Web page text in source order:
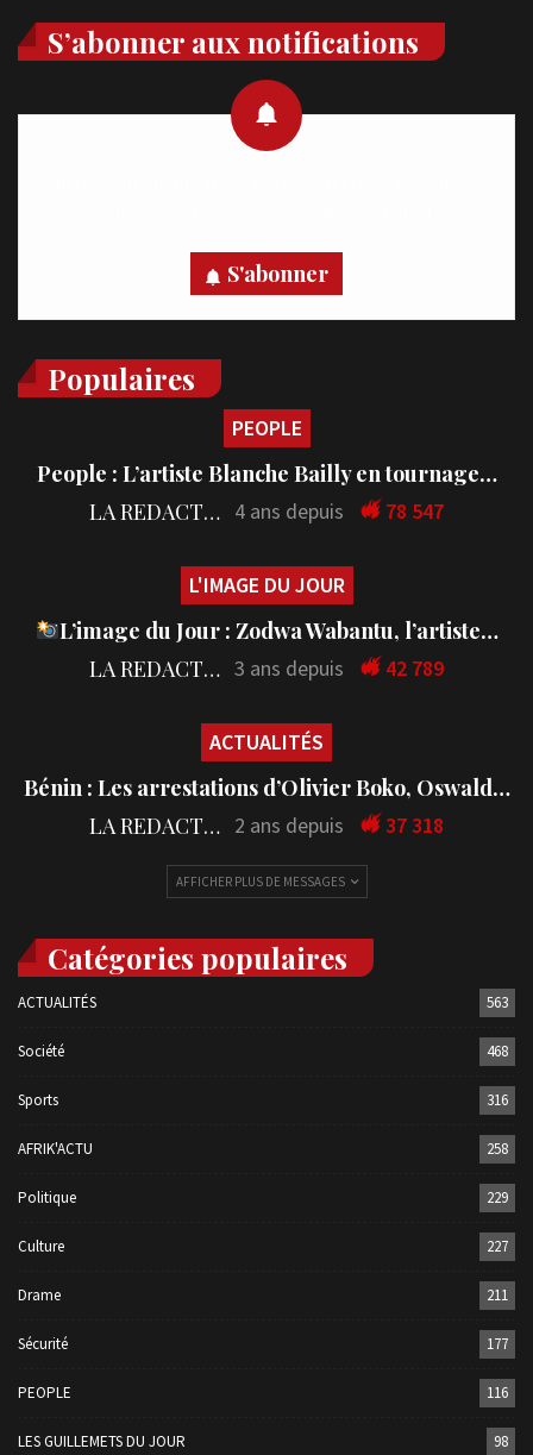
S’abonner aux notifications
S'abonner
Populaires
PEOPLE
People : L’artiste Blanche Bailly en tournage…
LA REDACTION 4 ans depuis 78 547
L'IMAGE DU JOUR
L’image du Jour : Zodwa Wabantu, l’artiste…
LA REDACTION 3 ans depuis 42 789
ACTUALITÉS
Bénin : Les arrestations d’Olivier Boko, Oswald…
LA REDACTION 2 ans depuis 37 318
AFFICHER PLUS DE MESSAGES
Catégories populaires
ACTUALITÉS 563
Société 468
Sports 316
AFRIK'ACTU 258
Politique 229
Culture 227
Drame 211
Sécurité 177
PEOPLE 116
LES GUILLEMETS DU JOUR 98